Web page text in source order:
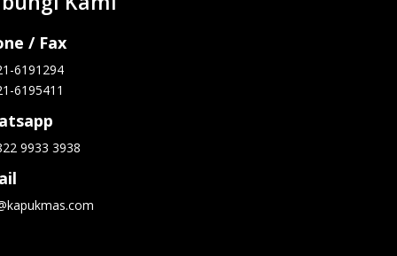
/ Fax
6191294
6195411
9933 3938